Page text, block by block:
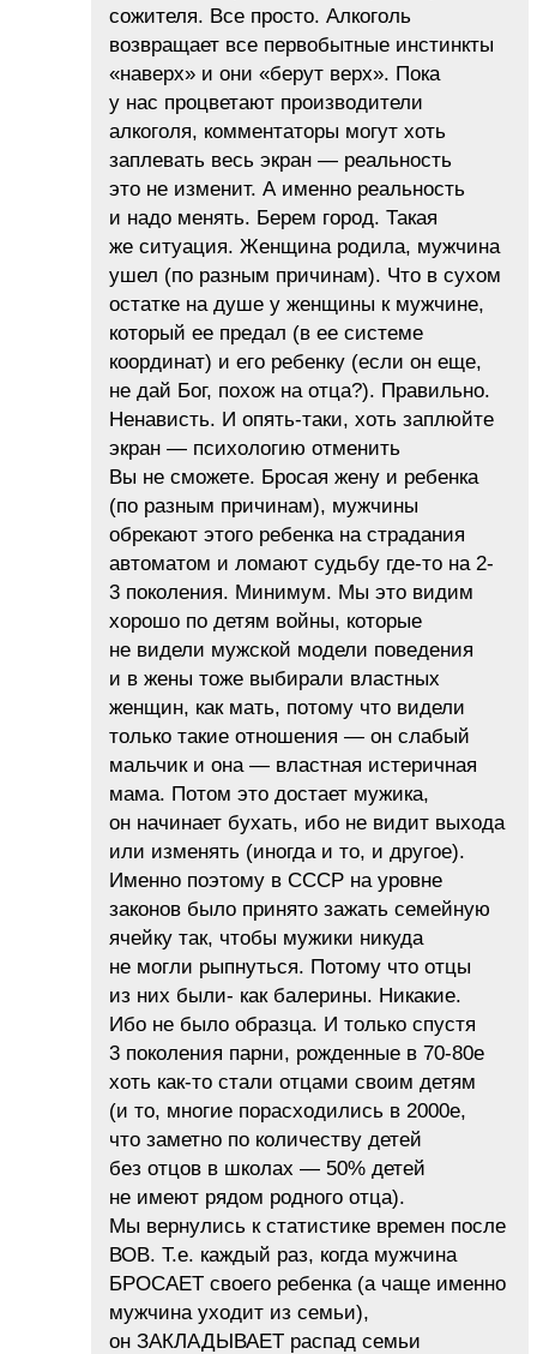
сожителя. Все просто. Алкоголь
возвращает все первобытные инстинкты
«наверх» и они «берут верх». Пока
у нас процветают производители
алкоголя, комментаторы могут хоть
заплевать весь экран — реальность
это не изменит. А именно реальность
и надо менять. Берем город. Такая
же ситуация. Женщина родила, мужчина
ушел (по разным причинам). Что в сухом
остатке на душе у женщины к мужчине,
который ее предал (в ее системе
координат) и его ребенку (если он еще,
не дай Бог, похож на отца?). Правильно.
Ненависть. И опять-таки, хоть заплюйте
экран — психологию отменить
Вы не сможете. Бросая жену и ребенка
(по разным причинам), мужчины
обрекают этого ребенка на страдания
автоматом и ломают судьбу где-то на 2-
3 поколения. Минимум. Мы это видим
хорошо по детям войны, которые
не видели мужской модели поведения
и в жены тоже выбирали властных
женщин, как мать, потому что видели
только такие отношения — он слабый
мальчик и она — властная истеричная
мама. Потом это достает мужика,
он начинает бухать, ибо не видит выхода
или изменять (иногда и то, и другое).
Именно поэтому в СССР на уровне
законов было принято зажать семейную
ячейку так, чтобы мужики никуда
не могли рыпнуться. Потому что отцы
из них были- как балерины. Никакие.
Ибо не было образца. И только спустя
3 поколения парни, рожденные в 70-80е
хоть как-то стали отцами своим детям
(и то, многие порасходились в 2000е,
что заметно по количеству детей
без отцов в школах — 50% детей
не имеют рядом родного отца).
Мы вернулись к статистике времен после
ВОВ. Т.е. каждый раз, когда мужчина
БРОСАЕТ своего ребенка (а чаще именно
мужчина уходит из семьи),
он ЗАКЛАДЫВАЕТ распад семьи